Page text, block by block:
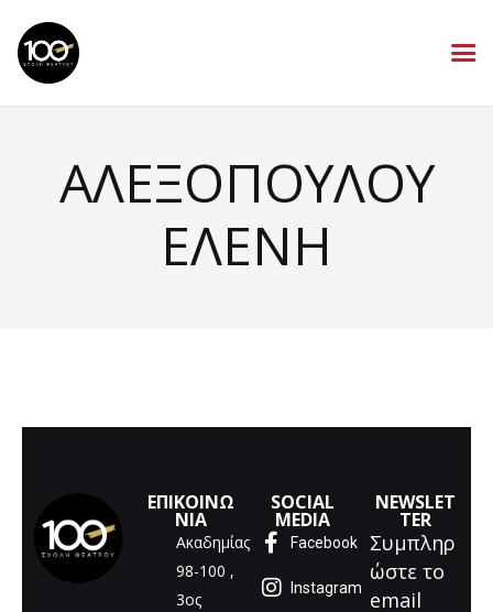
ΑΛΕΞΟΠΟΥΛΟΥ
ΕΛΕΝΗ
ΕΠΙΚΟΙΝΩ
ΝΙΑ
Ακαδημίας
98-100 ,
3ος
SOCIAL
MEDIA
Facebook
Instagram
NEWSLET
TER
Συμπληρ
ώστε το
email